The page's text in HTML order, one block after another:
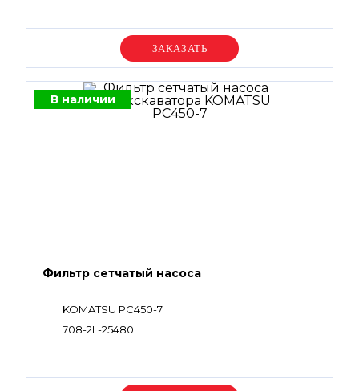
Уточняйте цену
В наличии
Фильтр сетчатый насоса
KOMATSU PC450-7
708-2L-25480